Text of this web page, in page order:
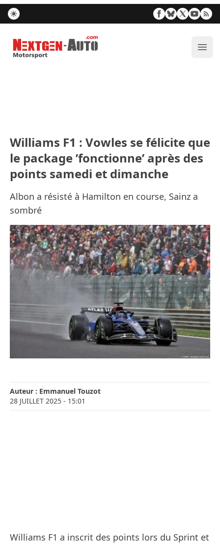
Nextgen-Auto.com
Williams F1 : Vowles se félicite que
le package ’fonctionne’ après des
points samedi et dimanche
Albon a résisté à Hamilton en course, Sainz a
sombré
Auteur : Emmanuel Touzot
28 JUILLET 2025 - 15:01
Williams F1 a inscrit des points lors du Sprint et